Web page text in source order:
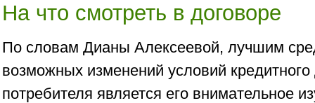
На что смотреть в договоре
По словам Дианы Алексеевой, лучшим
возможных изменений условий
потребителя является его внимательное